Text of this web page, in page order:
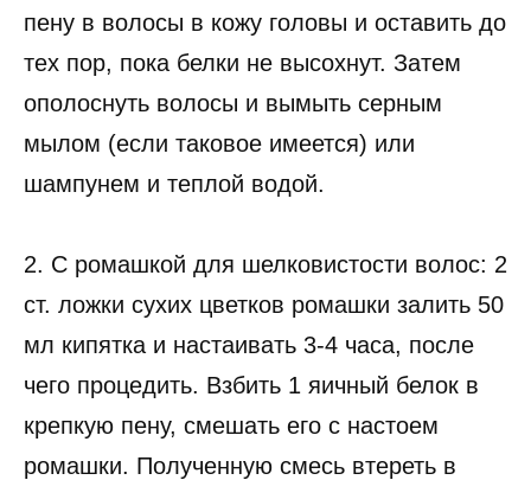
пену в волосы в кожу головы и оставить до
тех пор, пока белки не высохнут. Затем
ополоснуть волосы и вымыть серным
мылом (если таковое имеется) или
шампунем и теплой водой.
2. С ромашкой для шелковистости волос: 2
ст. ложки сухих цветков ромашки залить 50
мл кипятка и настаивать 3-4 часа, после
чего процедить. Взбить 1 яичный белок в
крепкую пену, смешать его с настоем
ромашки. Полученную смесь втереть в